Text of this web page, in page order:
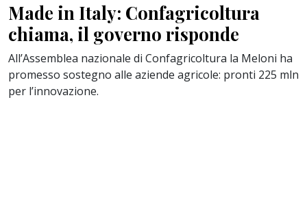
Made in Italy: Confagricoltura
chiama, il governo risponde
All’Assemblea nazionale di Confagricoltura la Meloni ha
promesso sostegno alle aziende agricole: pronti 225 mln
per l’innovazione.